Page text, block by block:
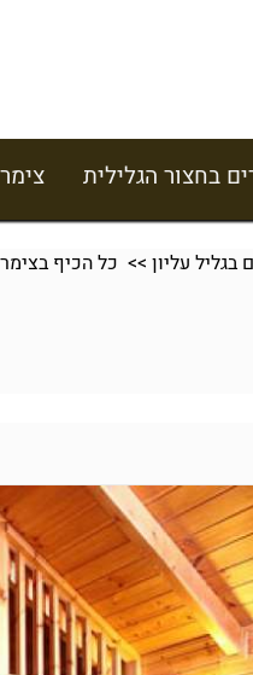
בחצור הגלילית
עליון >> כל הכיף